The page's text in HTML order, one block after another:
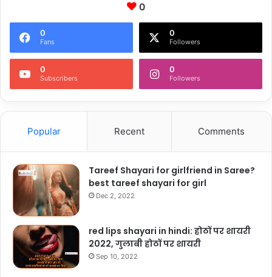
0
0
Fans
0
Followers
0
Subscribers
0
Followers
Popular Recent Comments
Tareef Shayari for girlfriend in Saree?
best tareef shayari for girl
Dec 2, 2022
red lips shayari in hindi: होठों पर शायरी
2022, गुलाबी होठों पर शायरी
Sep 10, 2022